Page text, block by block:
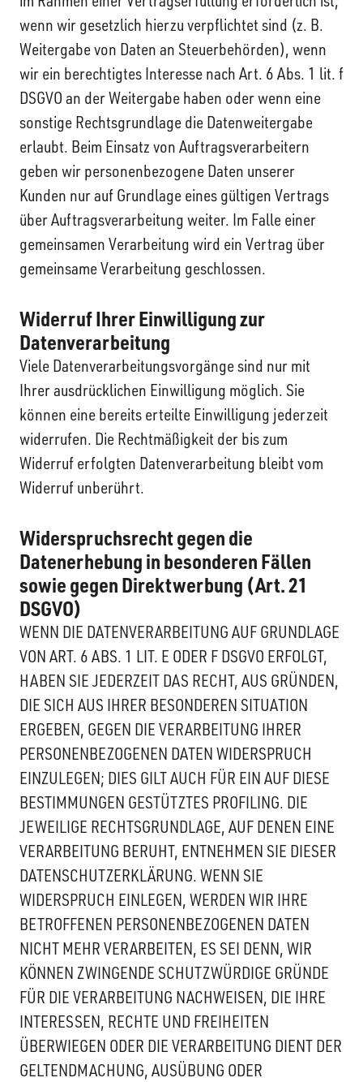
wenn wir gesetzlich hierzu verpflichtet sind (z. B.
Weitergabe von Daten an Steuerbehörden), wenn
wir ein berechtigtes Interesse nach Art. 6 Abs. 1 lit. f
DSGVO an der Weitergabe haben oder wenn eine
sonstige Rechtsgrundlage die Datenweitergabe
erlaubt. Beim Einsatz von Auftragsverarbeitern
geben wir personenbezogene Daten unserer
Kunden nur auf Grundlage eines gültigen Vertrags
über Auftragsverarbeitung weiter. Im Falle einer
gemeinsamen Verarbeitung wird ein Vertrag über
gemeinsame Verarbeitung geschlossen.
Widerruf Ihrer Einwilligung zur
Datenverarbeitung
Viele Datenverarbeitungsvorgänge sind nur mit
Ihrer ausdrücklichen Einwilligung möglich. Sie
können eine bereits erteilte Einwilligung jederzeit
widerrufen. Die Rechtmäßigkeit der bis zum
Widerruf erfolgten Datenverarbeitung bleibt vom
Widerruf unberührt.
Widerspruchsrecht gegen die
Datenerhebung in besonderen Fällen
sowie gegen Direktwerbung (Art. 21
DSGVO)
WENN DIE DATENVERARBEITUNG AUF GRUNDLAGE
VON ART. 6 ABS. 1 LIT. E ODER F DSGVO ERFOLGT,
HABEN SIE JEDERZEIT DAS RECHT, AUS GRÜNDEN,
DIE SICH AUS IHRER BESONDEREN SITUATION
ERGEBEN, GEGEN DIE VERARBEITUNG IHRER
PERSONENBEZOGENEN DATEN WIDERSPRUCH
EINZULEGEN; DIES GILT AUCH FÜR EIN AUF DIESE
BESTIMMUNGEN GESTÜTZTES PROFILING. DIE
JEWEILIGE RECHTSGRUNDLAGE, AUF DENEN EINE
VERARBEITUNG BERUHT, ENTNEHMEN SIE DIESER
DATENSCHUTZERKLÄRUNG. WENN SIE
WIDERSPRUCH EINLEGEN, WERDEN WIR IHRE
BETROFFENEN PERSONENBEZOGENEN DATEN
NICHT MEHR VERARBEITEN, ES SEI DENN, WIR
KÖNNEN ZWINGENDE SCHUTZWÜRDIGE GRÜNDE
FÜR DIE VERARBEITUNG NACHWEISEN, DIE IHRE
INTERESSEN, RECHTE UND FREIHEITEN
ÜBERWIEGEN ODER DIE VERARBEITUNG DIENT DER
GELTENDMACHUNG, AUSÜBUNG ODER